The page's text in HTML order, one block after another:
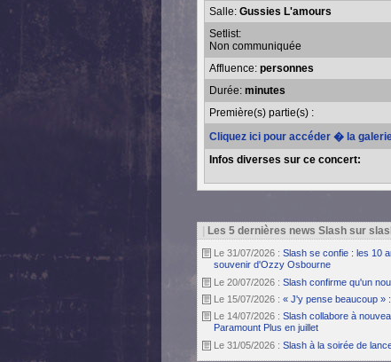
Salle: Gussies L'amours
Setlist:
Non communiquée
Affluence: personnes
Durée: minutes
Première(s) partie(s) :
Cliquez ici pour accéder � la
Infos diverses sur ce concert:
Les 5 dernières news Slash sur
Le 31/07/2026 : Slash se confie : les 10
souvenir d'Ozzy Osbourne
Le 20/07/2026 : Slash confirme qu'un
Le 15/07/2026 : « J'y pense beaucoup »
Le 14/07/2026 : Slash collabore à
Paramount Plus en juillet
Le 31/05/2026 : Slash à la soirée de